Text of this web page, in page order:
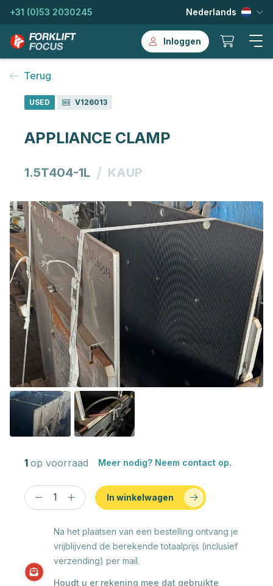
+31 (0)53 2030245 Nederlands
Inloggen
Terug
USED V126013
APPLIANCE CLAMP
1.5T404-1L / KAUP
1 op voorraad Meer nodig? Neem contact op.
In winkelwagen
Na het plaatsen van een bestelling ontvang je
vrijblijvend de berekende totaalprijs (inclusief
verzending) per mail.
Houdt u er rekening mee dat gebruikte